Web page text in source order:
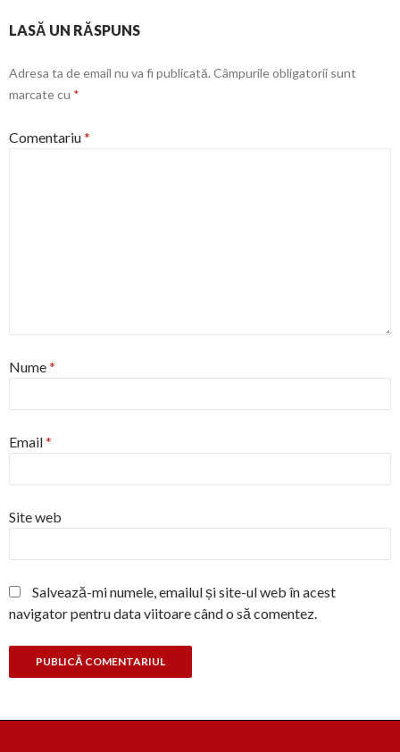
LASĂ UN RĂSPUNS
Adresa ta de email nu va fi publicată. Câmpurile obligatorii sunt
marcate cu *
Comentariu*
Nume*
Email*
Site web
Salvează-mi numele, emailul și site-ul web în acest
navigator pentru data viitoare când o să comentez.